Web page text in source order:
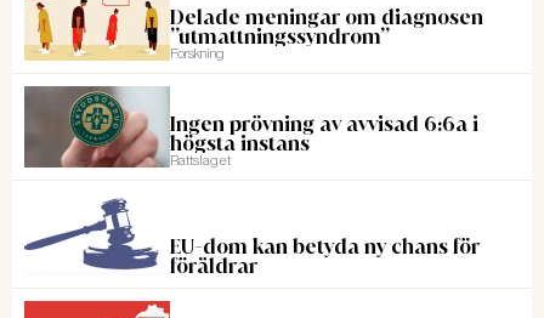
Delade meningar om diagnosen
”utmattningssyndrom”
Forskning
Ingen prövning av avvisad 6:6a i
högsta instans
Rattslaget
EU-dom kan betyda ny chans för
föräldrar